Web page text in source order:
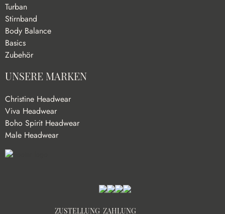
Turban
Stirnband
Body Balance
Basics
Zubehör
UNSERE MARKEN
Christine Headwear
Viva Headwear
Boho Spirit Headwear
Male Headwear
ZUSTELLUNG ZAHLUNG